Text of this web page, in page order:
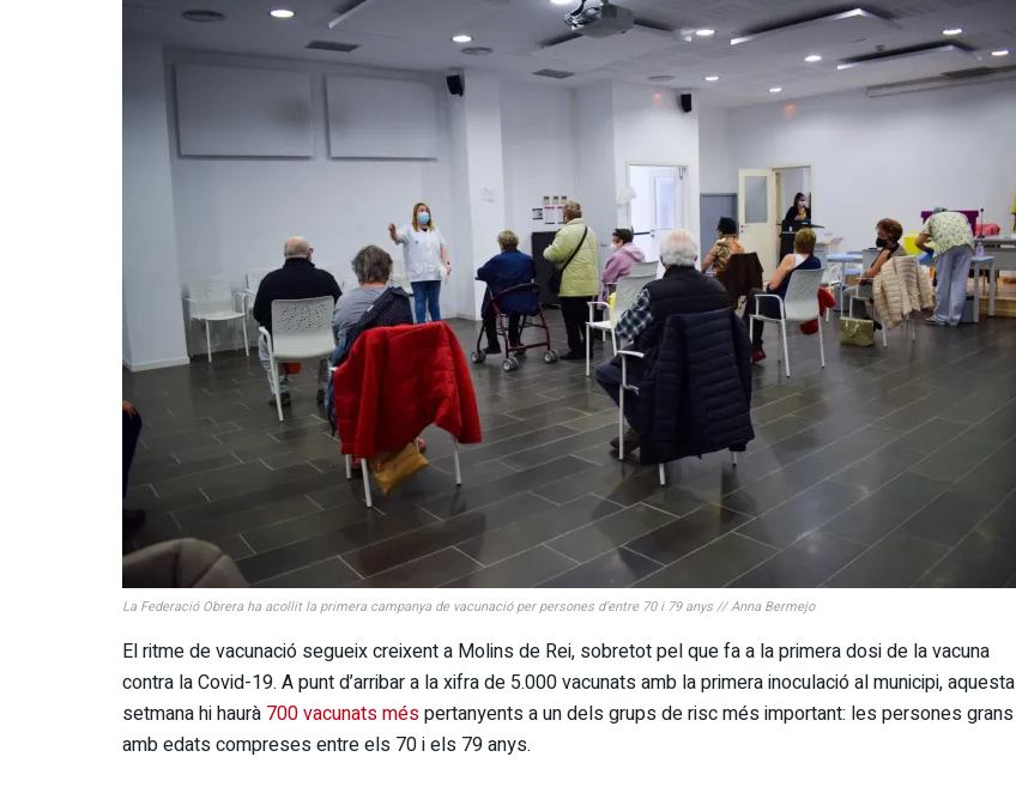
La Federació Obrera ha acollit la primera campanya de vacunació per persones d’entre 70 i 79 anys // Anna Bermejo
El ritme de vacunació segueix creixent a Molins de Rei, sobretot pel que fa a la primera dosi de la vacuna
contra la Covid-19. A punt d’arribar a la xifra de 5.000 vacunats amb la primera inoculació al municipi, aquesta
setmana hi haurà 700 vacunats méspertanyents a un dels grups de risc més important: les persones grans
amb edats compreses entre els 70 i els 79 anys.